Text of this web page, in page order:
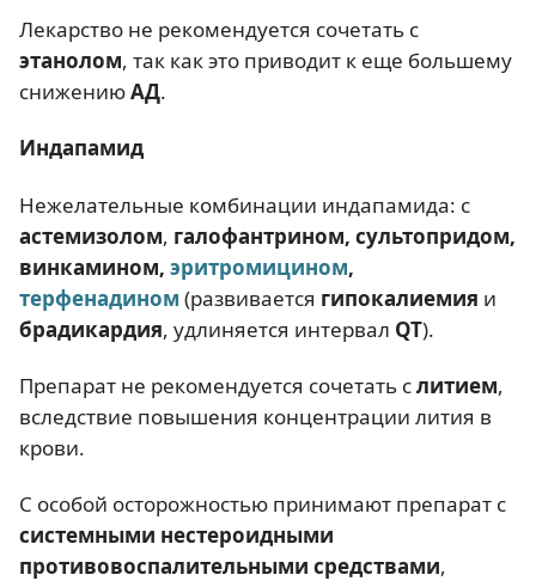
Лекарство не рекомендуется сочетать с
этанолом, так как это приводит к еще большему
снижениюАД.
Индапамид
Нежелательные комбинации индапамида: с
астемизолом, галофантрином, сультопридом,
винкамином, эритромицином,
терфенадином (развивается гипокалиемия и
брадикардия, удлиняется интервал QT).
Препарат не рекомендуется сочетать слитием,
вследствие повышения концентрации лития в
крови.
С особой осторожностью принимают препарат с
системными нестероидными
противовоспалительными средствами,